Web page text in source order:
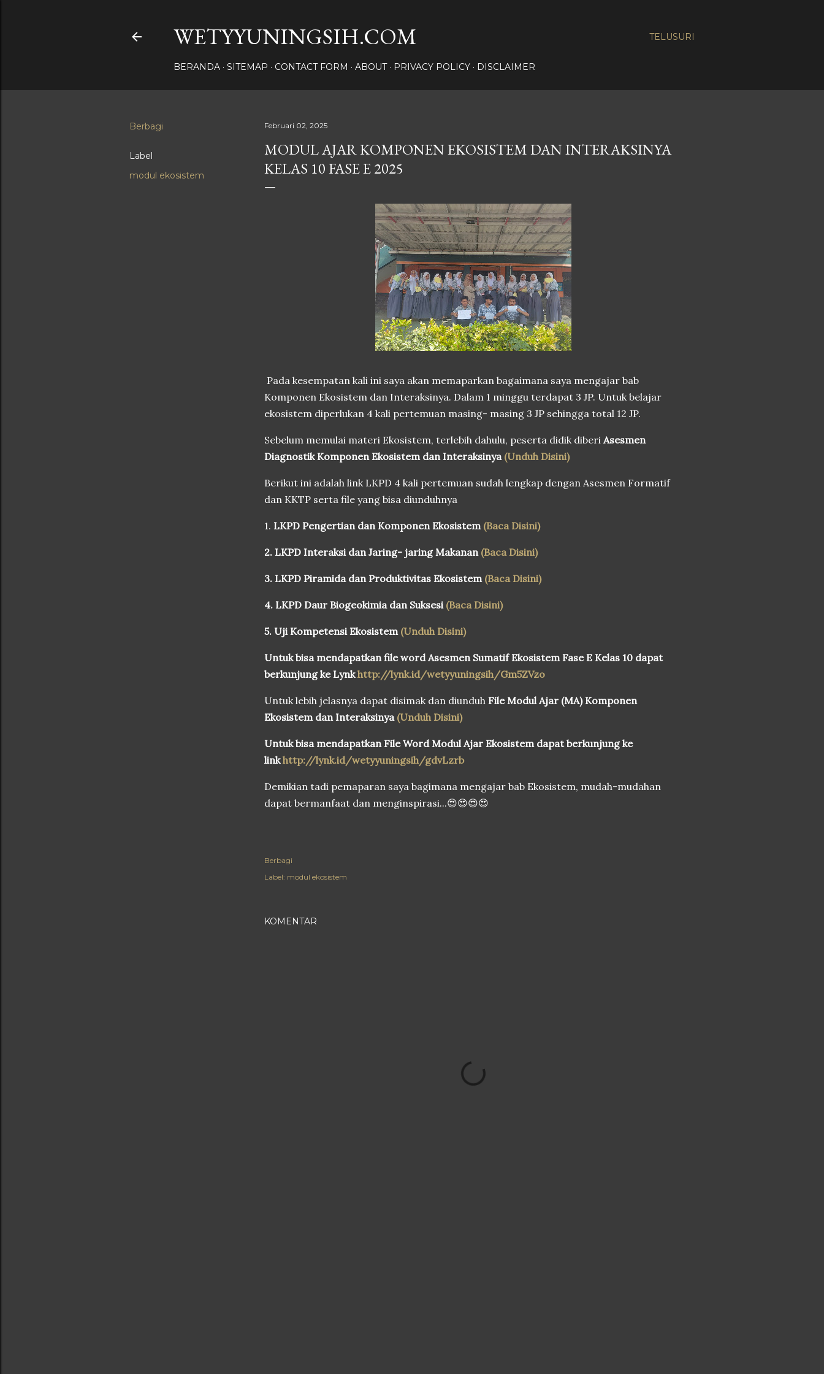
TELUSURI
WETYYUNINGSIH.COM
BERANDA SITEMAP CONTACT FORM ABOUT PRIVACY POLICY DISCLAIMER
Berbagi
Label
modul ekosistem
Februari 02, 2025
MODUL AJAR KOMPONEN EKOSISTEM DAN INTERAKSINYA
KELAS 10 FASE E 2025
Pada kesempatan kali ini saya akan memaparkan bagaimana saya mengajar bab
Komponen Ekosistem dan Interaksinya. Dalam 1 minggu terdapat 3 JP. Untuk belajar
ekosistem diperlukan 4 kali pertemuan masing- masing 3 JP sehingga total 12 JP.
Sebelum memulai materi Ekosistem, terlebih dahulu, peserta didik diberi Asesmen
Diagnostik Komponen Ekosistem dan Interaksinya (Unduh Disini)
Berikut ini adalah link LKPD 4 kali pertemuan sudah lengkap dengan Asesmen Formatif
dan KKTP serta file yang bisa diunduhnya
1. LKPD Pengertian dan Komponen Ekosistem (Baca Disini)
2. LKPD Interaksi dan Jaring- jaring Makanan (Baca Disini)
3. LKPD Piramida dan Produktivitas Ekosistem (Baca Disini)
4. LKPD Daur Biogeokimia dan Suksesi (Baca Disini)
5. Uji Kompetensi Ekosistem (Unduh Disini)
Untuk bisa mendapatkan file word Asesmen Sumatif Ekosistem Fase E Kelas 10 dapat
berkunjung ke Lynkhttp://lynk.id/wetyyuningsih/Gm5ZVzo
Untuk lebih jelasnya dapat disimak dan diunduh File Modul Ajar (MA) Komponen
Ekosistem dan Interaksinya (Unduh Disini)
Untuk bisa mendapatkan File Word Modul Ajar Ekosistem dapat berkunjung ke
linkhttp://lynk.id/wetyyuningsih/gdvLzrb
Demikian tadi pemaparan saya bagimana mengajar bab Ekosistem, mudah-mudahan
dapat bermanfaat dan menginspirasi...😍😍😍😍
Berbagi
Label: modul ekosistem
KOMENTAR